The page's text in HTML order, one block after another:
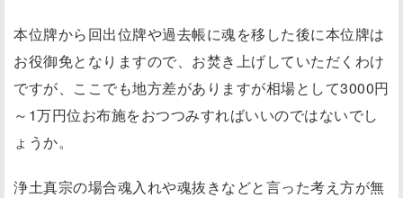
本位牌から回出位牌や過去帳に魂を移した後に本位牌は
お役御免となりますので、お焚き上げしていただくわけ
ですが、ここでも地方差がありますが相場として3000円
～1万円位お布施をおつつみすればいいのではないでし
ょうか。
浄土真宗の場合魂入れや魂抜きなどと言った考え方が無